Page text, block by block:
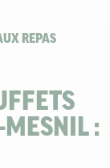
REPAS
: